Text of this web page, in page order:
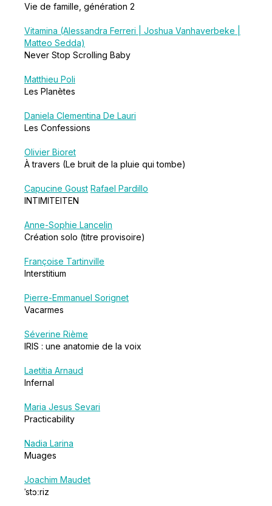
Vie de famille, génération 2
Vitamina (Alessandra Ferreri | Joshua Vanhaverbeke |
Matteo Sedda)
Never Stop Scrolling Baby
Matthieu Poli
Les Planètes
Daniela Clementina De Lauri
Les Confessions
Olivier Bioret
À travers (Le bruit de la pluie qui tombe)
Capucine Goust Rafael Pardillo
INTIMITEITEN
Anne-Sophie Lancelin
Création solo (titre provisoire)
Françoise Tartinville
Interstitium
Pierre-Emmanuel Sorignet
Vacarmes
Séverine Rième
IRIS : une anatomie de la voix
Laetitia Arnaud
Infernal
Maria Jesus Sevari
Practicability
Nadia Larina
Muages
Joachim Maudet
ˈstɔːriz